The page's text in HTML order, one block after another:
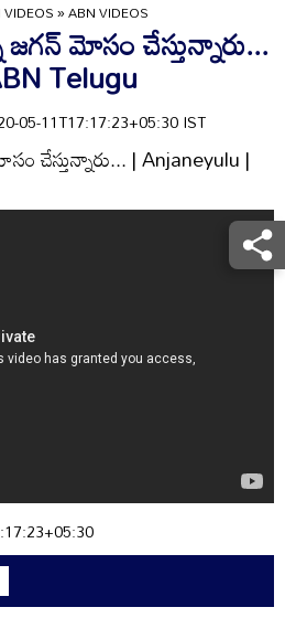
»ABN VIDEOS
జగన్ మోసం చేస్తున్నారు...
Telugu
05-11T17:17:23+05:30 IST
చేస్తున్నారు... | Anjaneyulu |